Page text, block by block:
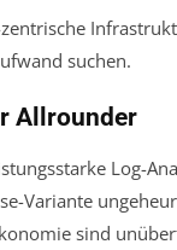
suchen.
Allrounder
Log-
Variante
sind